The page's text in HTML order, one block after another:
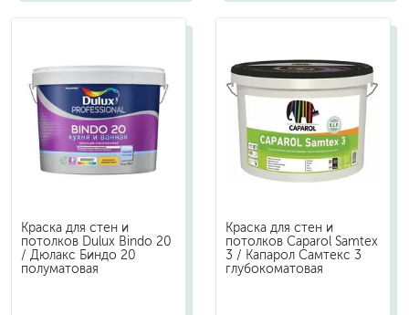
Краска для стен и
потолков Dulux Bindo 20
/ Дюлакс Биндо 20
полуматовая
Краска для стен и
потолков Caparol Samtex
3 / Капарол Самтекс 3
глубокоматовая